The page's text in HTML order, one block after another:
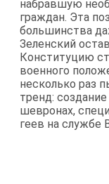
набравшую
граждан. Эта
большинства
Зеленский
Конституцию
военного
несколько раз
тренд:
шевронах,
геев на службе